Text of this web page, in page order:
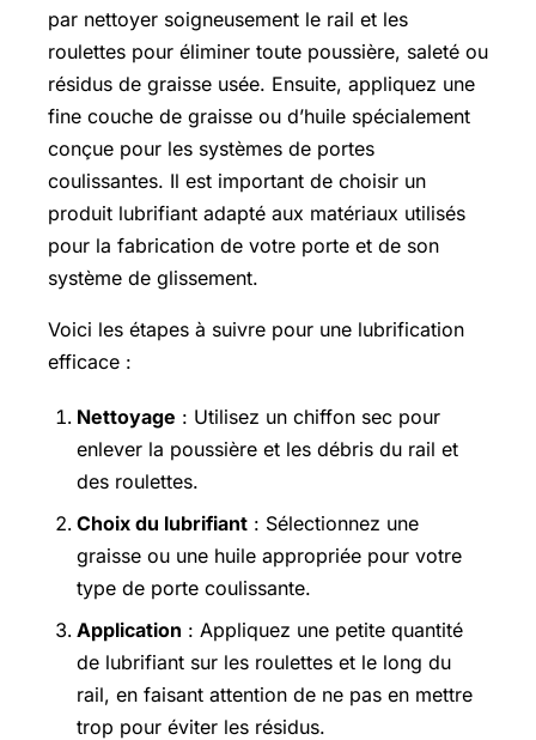
par nettoyer soigneusement le rail et les
roulettes pour éliminer toute poussière, saleté ou
résidus de graisse usée. Ensuite, appliquez une
fine couche de graisse ou d’huile spécialement
conçue pour les systèmes de portes
coulissantes. Il est important de choisir un
produit lubrifiant adapté aux matériaux utilisés
pour la fabrication de votre porte et de son
système de glissement.
Voici les étapes à suivre pour une lubrification
efficace :
Nettoyage : Utilisez un chiffon sec pour
enlever la poussière et les débris du rail et
des roulettes.
Choix du lubrifiant : Sélectionnez une
graisse ou une huile appropriée pour votre
type de porte coulissante.
Application : Appliquez une petite quantité
de lubrifiant sur les roulettes et le long du
rail, en faisant attention de ne pas en mettre
trop pour éviter les résidus.